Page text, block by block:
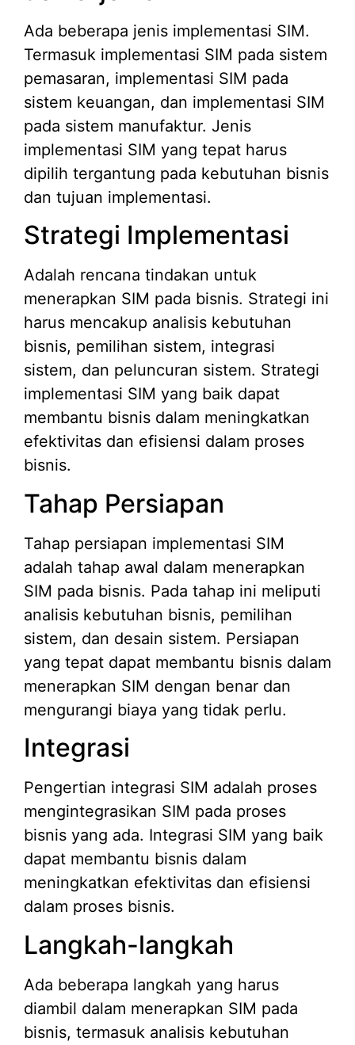
Ada beberapa jenis implementasi SIM.
Termasuk implementasi SIM pada sistem
pemasaran, implementasi SIM pada
sistem keuangan, dan implementasi SIM
pada sistem manufaktur. Jenis
implementasi SIM yang tepat harus
dipilih tergantung pada kebutuhan bisnis
dan tujuan implementasi.
Strategi Implementasi
Adalah rencana tindakan untuk
menerapkan SIM pada bisnis. Strategi ini
harus mencakup analisis kebutuhan
bisnis, pemilihan sistem, integrasi
sistem, dan peluncuran sistem. Strategi
implementasi SIM yang baik dapat
membantu bisnis dalam meningkatkan
efektivitas dan efisiensi dalam proses
bisnis.
Tahap Persiapan
Tahap persiapan implementasi SIM
adalah tahap awal dalam menerapkan
SIM pada bisnis. Pada tahap ini meliputi
analisis kebutuhan bisnis, pemilihan
sistem, dan desain sistem. Persiapan
yang tepat dapat membantu bisnis dalam
menerapkan SIM dengan benar dan
mengurangi biaya yang tidak perlu.
Integrasi
Pengertian integrasi SIM adalah proses
mengintegrasikan SIM pada proses
bisnis yang ada. Integrasi SIM yang baik
dapat membantu bisnis dalam
meningkatkan efektivitas dan efisiensi
dalam proses bisnis.
Langkah-langkah
Ada beberapa langkah yang harus
diambil dalam menerapkan SIM pada
bisnis, termasuk analisis kebutuhan